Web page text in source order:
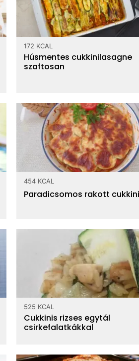
172 KCAL
Húsmentes cukkinilasagne
szaftosan
454 KCAL
Paradicsomos rakott cukkini
525 KCAL
Cukkinis rizses egytál
csirkefalatkákkal